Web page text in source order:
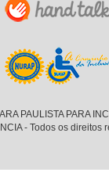
PAULISTA PARA
- Todos os direitos